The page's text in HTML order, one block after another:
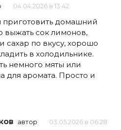
04.04.2026 в 13:42
приготовить домашний
выжать сок лимонов,
сахар по вкусу, хорошо
в холодильнике.
немного мяты или
для аромата. Просто и
автор 03.05.2026 в 06:28